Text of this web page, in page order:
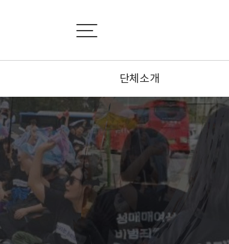
단체소개
설립취지서
비전선언문
오시는 길